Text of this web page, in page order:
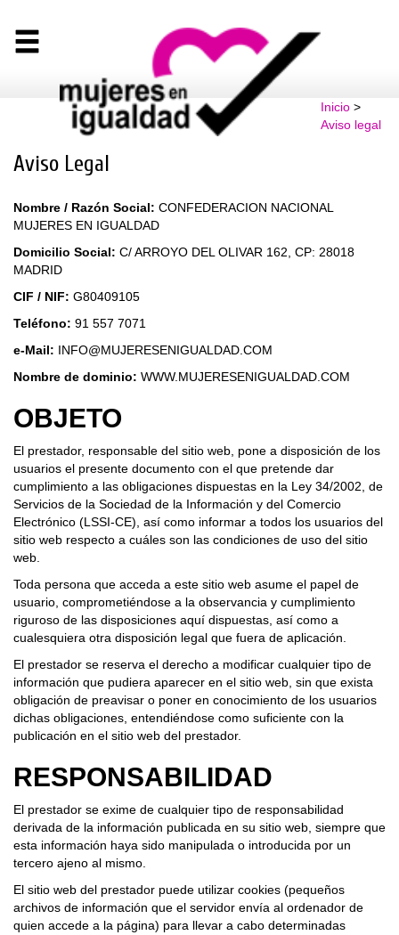
Inicio>
Aviso legal
Aviso Legal
Nombre / Razón Social: CONFEDERACION NACIONAL
MUJERES EN IGUALDAD
Domicilio Social: C/ ARROYO DEL OLIVAR 162, CP: 28018
MADRID
CIF / NIF: G80409105
Teléfono: 91 557 7071
e-Mail: INFO@MUJERESENIGUALDAD.COM
Nombre de dominio: WWW.MUJERESENIGUALDAD.COM
OBJETO
El prestador, responsable del sitio web, pone a disposición de los
usuarios el presente documento con el que pretende dar
cumplimiento a las obligaciones dispuestas en la Ley 34/2002, de
Servicios de la Sociedad de la Información y del Comercio
Electrónico (LSSI-CE), así como informar a todos los usuarios del
sitio web respecto a cuáles son las condiciones de uso del sitio
web.
Toda persona que acceda a este sitio web asume el papel de
usuario, comprometiéndose a la observancia y cumplimiento
riguroso de las disposiciones aquí dispuestas, así como a
cualesquiera otra disposición legal que fuera de aplicación.
El prestador se reserva el derecho a modificar cualquier tipo de
información que pudiera aparecer en el sitio web, sin que exista
obligación de preavisar o poner en conocimiento de los usuarios
dichas obligaciones, entendiéndose como suficiente con la
publicación en el sitio web del prestador.
RESPONSABILIDAD
El prestador se exime de cualquier tipo de responsabilidad
derivada de la información publicada en su sitio web, siempre que
esta información haya sido manipulada o introducida por un
tercero ajeno al mismo.
El sitio web del prestador puede utilizar cookies (pequeños
archivos de información que el servidor envía al ordenador de
quien accede a la página) para llevar a cabo determinadas